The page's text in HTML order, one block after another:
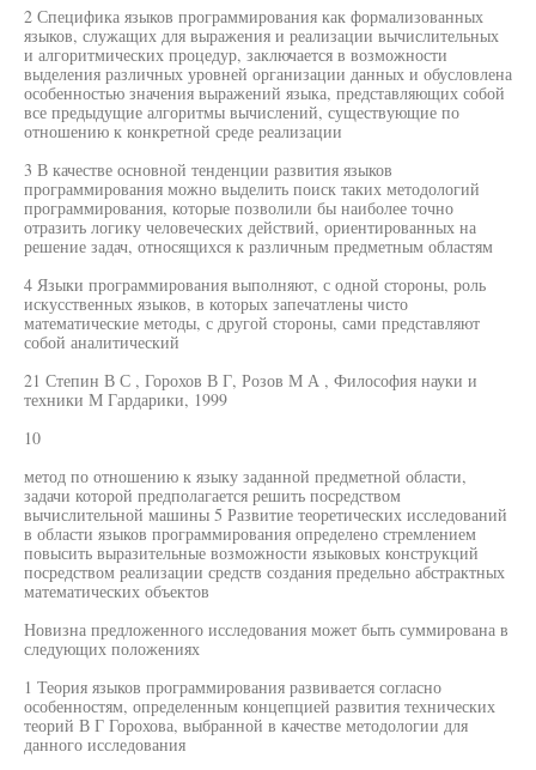
2 Специфика языков программирования как формализованных
языков, служащих для выражения и реализации вычислительных
и алгоритмических процедур, заключается в возможности
выделения различных уровней организации данных и обусловлена
особенностью значения выражений языка, представляющих собой
все предыдущие алгоритмы вычислений, существующие по
отношению к конкретной среде реализации
3 В качестве основной тенденции развития языков
программирования можно выделить поиск таких методологий
программирования, которые позволили бы наиболее точно
отразить логику человеческих действий, ориентированных на
решение задач, относящихся к различным предметным областям
4 Языки программирования выполняют, с одной стороны, роль
искусственных языков, в которых запечатлены чисто
математические методы, с другой стороны, сами представляют
собой аналитический
21 Степин В С , Горохов В Г, Розов М А , Философия науки и
техники М Гардарики, 1999
10
метод по отношению к языку заданной предметной области,
задачи которой предполагается решить посредством
вычислительной машины 5 Развитие теоретических исследований
в области языков программирования определено стремлением
повысить выразительные возможности языковых конструкций
посредством реализации средств создания предельно абстрактных
математических объектов
Новизна предложенного исследования может быть суммирована в
следующих положениях
1 Теория языков программирования развивается согласно
особенностям, определенным концепцией развития технических
теорий В Г Горохова, выбранной в качестве методологии для
данного исследования